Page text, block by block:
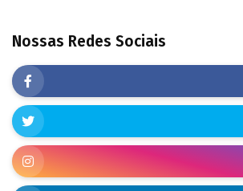
Nossas Redes Sociais